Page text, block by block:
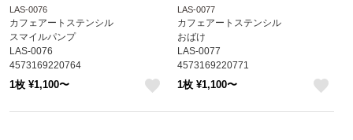
LAS-0076
カフェアートステンシル
スマイルパンプ
LAS-0076
4573169220764
1枚 ¥1,100〜
LAS-0077
カフェアートステンシル
おばけ
LAS-0077
4573169220771
1枚 ¥1,100〜